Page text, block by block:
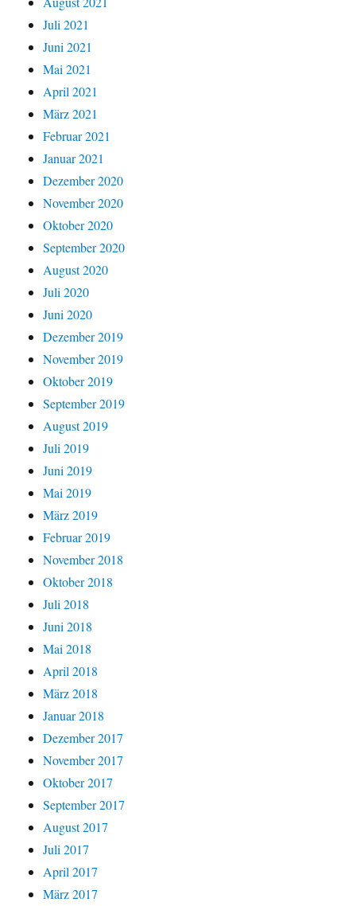
Juli 2021
Juni 2021
Mai 2021
April 2021
März 2021
Februar 2021
Januar 2021
Dezember 2020
November 2020
Oktober 2020
September 2020
August 2020
Juli 2020
Juni 2020
Dezember 2019
November 2019
Oktober 2019
September 2019
August 2019
Juli 2019
Juni 2019
Mai 2019
März 2019
Februar 2019
November 2018
Oktober 2018
Juli 2018
Juni 2018
Mai 2018
April 2018
März 2018
Januar 2018
Dezember 2017
November 2017
Oktober 2017
September 2017
August 2017
Juli 2017
April 2017
März 2017